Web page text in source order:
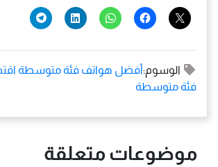
الوسوم:أفضل هواتف فئة متوسطة
فئة متوسطة
موضوعات متعلقة